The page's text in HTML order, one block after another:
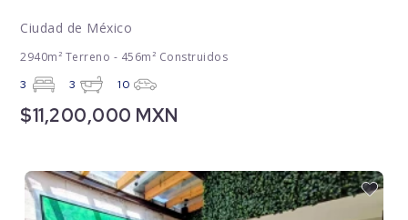
Ciudad de México
2940m² Terreno - 456m² Construidos
3 3 10
$11,200,000 MXN